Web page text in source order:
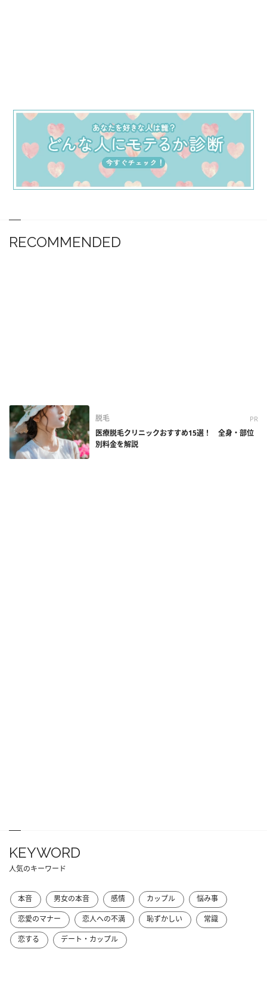
RECOMMENDED
脱毛 PR
医療脱毛クリニックおすすめ15選！ 全身・部位
別料金を解説
KEYWORD
人気のキーワード
本音 男女の本音 感情 カップル
悩み事
恋愛のマナー
恋人への不満 恥ずかしい
常識
恋する
デート・カップル